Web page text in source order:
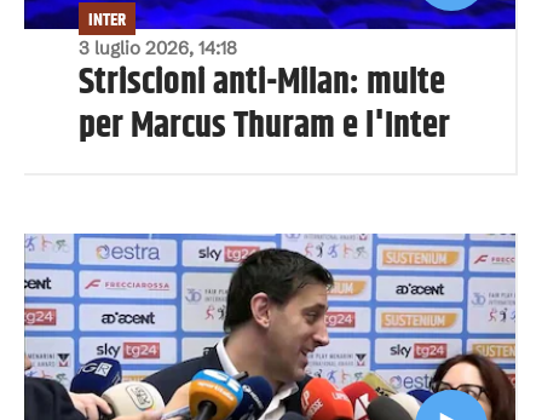
3 luglio 2026, 14:18
INTER
Striscioni anti-Milan: multe
per Marcus Thuram e l'Inter